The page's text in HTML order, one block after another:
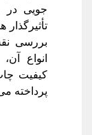
جویی
بررسی
انواع
کیفیت
پرداخته